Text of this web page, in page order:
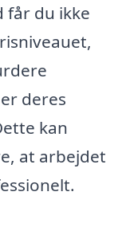
får du ikke
deres
kan
at arbejdet